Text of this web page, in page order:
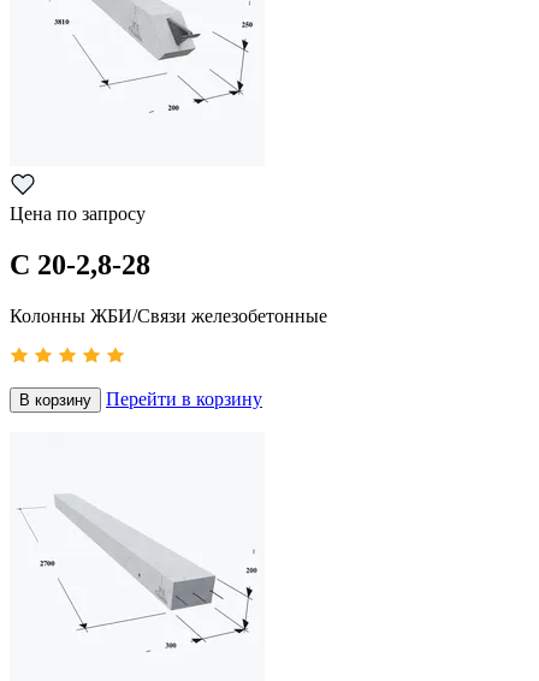
Цена по запросу
С 20-2,8-28
Колонны ЖБИ/Связи железобетонные
В корзину Перейти в корзину